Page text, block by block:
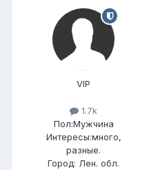
VIP
1.7k
Пол:Мужчина
Интересы:много,
разные.
Город: Лен. обл.